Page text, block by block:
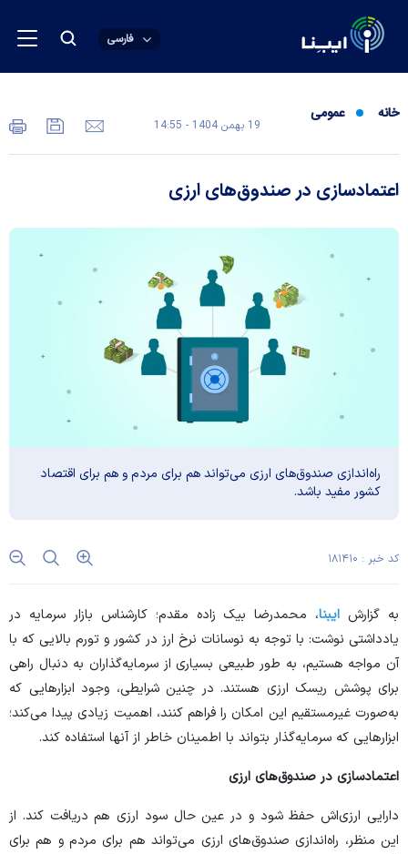
فارسی
خانه عمومی
19 بهمن 1404 - 14:55
اعتمادسازی در صندوق‌های ارزی
راه‌اندازی صندوق‌های ارزی می‌تواند هم برای مردم و هم برای اقتصاد
کشور مفید باشد.
کد خبر : ۱۸۱۴۱۰
به گزارش ایبنا، محمدرضا بیک زاده مقدم؛ کارشناس بازار سرمایه در
یادداشتی نوشت: با توجه به نوسانات نرخ ارز در کشور و تورم بالایی که با
آن مواجه هستیم، به طور طبیعی بسیاری از سرمایه‌گذاران به دنبال راهی
برای پوشش ریسک ارزی هستند. در چنین شرایطی، وجود ابزار‌هایی که
به‌صورت غیرمستقیم این امکان را فراهم کنند، اهمیت زیادی پیدا می‌کند؛
ابزار‌هایی که سرمایه‌گذار بتواند با اطمینان خاطر از آنها استفاده کند.
اعتمادسازی در صندوق‌های ارزی
دارایی ارزی‌اش حفظ شود و در عین حال سود ارزی هم دریافت کند. از
این منظر، راه‌اندازی صندوق‌های ارزی می‌تواند هم برای مردم و هم برای